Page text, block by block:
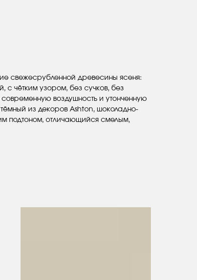
свежесрубленной древесины ясеня:
с чётким узором, без сучков, без
воздушность и утонченную
из декоров Ashton, шоколадно-
подтоном, отличающийся смелым,